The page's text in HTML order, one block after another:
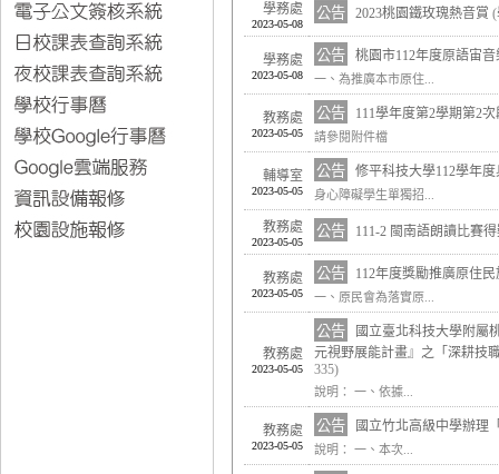
學務處
2023-05-08
公告 2023桃園鐵玫瑰熱音賞 (
學務處
2023-05-08
公告 桃園市112年度原語宙
一、為推廣本市原住...
教務處
2023-05-05
公告 111學年度第2學期第2
請參閱附件檔
輔導室
2023-05-05
公告 修平科技大學112學年
身心障礙學生單獨招...
教務處
2023-05-05
公告 111-2 閩南語朗讀比賽
教務處
2023-05-05
公告 112年度獎勵推廣原住
一、原民會為落實原...
教務處
2023-05-05
公告
國立臺北科技大學附屬
元視野展能計畫』之「深耕技
335)
說明： 一、依據...
教務處
2023-05-05
公告 國立竹北高級中學辦理
說明： 一、本次...